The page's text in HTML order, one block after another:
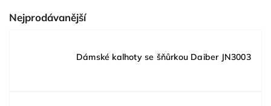
Nejprodávanější
Dámské kalhoty se šňůrkou Daiber JN3003